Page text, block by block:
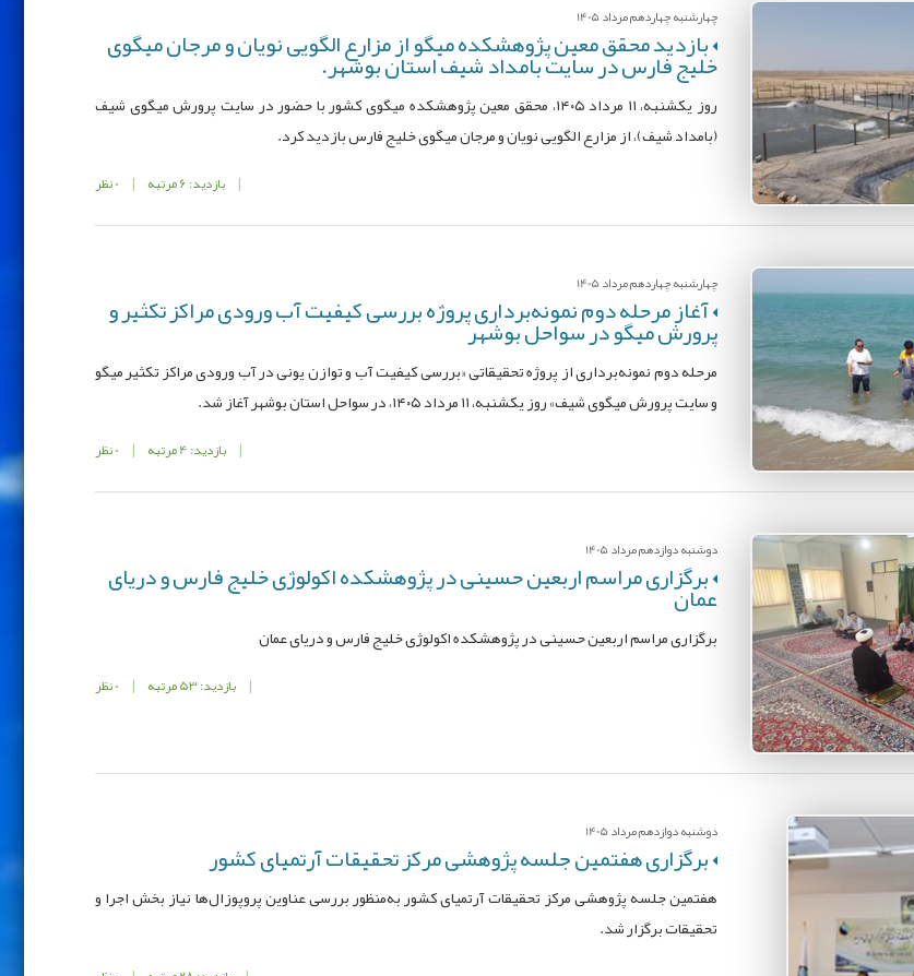
چهارشنبه چهاردهم مرداد 1405
بازدید محقق معین پژوهشکده میگو از مزارع الگویی نویان و مرجان میگوی
خلیج فارس در سایت بامداد شیف استان بوشهر.
روز یکشنبه، ۱۱ مرداد ۱۴۰۵، محقق معین پژوهشکده میگوی کشور با حضور در سایت پرورش میگوی شیف
(بامداد شیف)، از مزارع الگویی نویان و مرجان میگوی خلیج فارس بازدید کرد.
| بازدید: 6 مرتبه | 0 نظر
چهارشنبه چهاردهم مرداد 1405
آغاز مرحله دوم نمونه‌برداری پروژه بررسی کیفیت آب ورودی مراکز تکثیر و
پرورش میگو در سواحل بوشهر
مرحله دوم نمونه‌برداری از پروژه تحقیقاتی «بررسی کیفیت آب و توازن یونی در آب ورودی مراکز تکثیر میگو
و سایت پرورش میگوی شیف» روز یکشنبه، ۱۱ مرداد ۱۴۰۵، در سواحل استان بوشهر آغاز شد.
| بازدید: 4 مرتبه | 0 نظر
دوشنبه دوازدهم مرداد 1405
برگزاری مراسم اربعین حسینی در پژوهشکده اکولوژی خلیج فارس و دریای
عمان
برگزاری مراسم اربعین حسینی در پژوهشکده اکولوژی خلیج فارس و دریای عمان
| بازدید: 53 مرتبه | 0 نظر
دوشنبه دوازدهم مرداد 1405
برگزاری هفتمین جلسه پژوهشی مرکز تحقیقات آرتمیای کشور
هفتمین جلسه پژوهشی مرکز تحقیقات آرتمیای کشور به‌منظور بررسی عناوین پروپوزال‌ها نیاز بخش اجرا و
تحقیقات برگزار شد.